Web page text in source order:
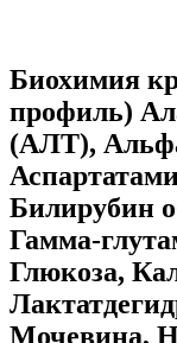
Биохимия
профиль)
(АЛТ),
Билирубин
Гамма-
Глюкоза,
Мочевина,